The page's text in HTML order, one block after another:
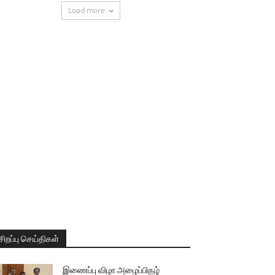
Load more
செய்திகள்
இணைப்பு விழா அழைப்பிதழ்